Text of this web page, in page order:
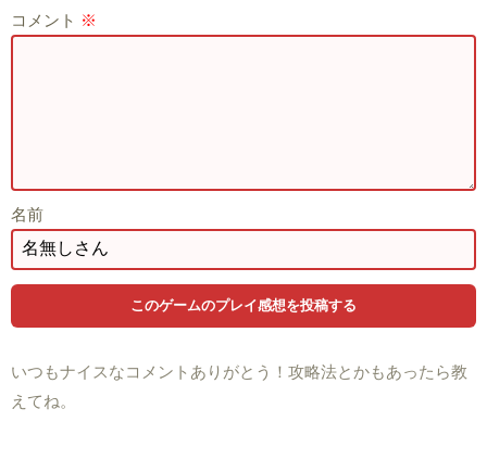
コメント ※
名前
いつもナイスなコメントありがとう！攻略法とかもあったら教
えてね。